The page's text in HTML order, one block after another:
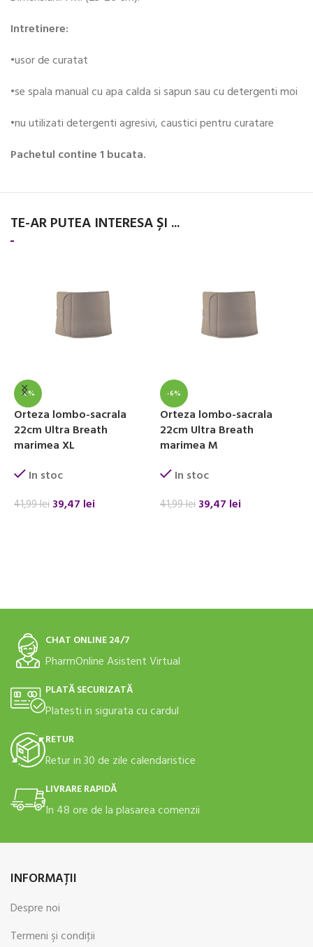
Intretinere:
•usor de curatat
•se spala manual cu apa calda si sapun sau cu detergenti moi
•nu utilizati detergenti agresivi, caustici pentru curatare
Pachetul contine 1 bucata.
TE-AR PUTEA INTERESA ȘI ...
-6%
Orteza lombo-sacrala
22cm Ultra Breath
marimea XL
In stoc
41,99lei 39,47 lei
-6%
Orteza lombo-sacrala
22cm Ultra Breath
marimea M
In stoc
41,99lei 39,47 lei
CHAT ONLINE 24/7
PharmOnline Asistent Virtual
PLATĂ SECURIZATĂ
Platesti in sigurata cu cardul
RETUR
Retur in 30 de zile calendaristice
LIVRARE RAPIDĂ
In 48 ore de la plasarea comenzii
INFORMAŢII
Despre noi
Termeni şi condiţii